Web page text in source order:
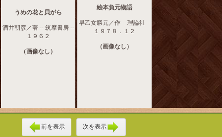
うめの花と貝がら
酒井朝彦／著 -- 筑摩書房 --
１９６２
（画像なし）
絵本負元物語
早乙女勝元／作 -- 理論社 --
１９７８．１２
（画像なし）
前を表示 次を表示